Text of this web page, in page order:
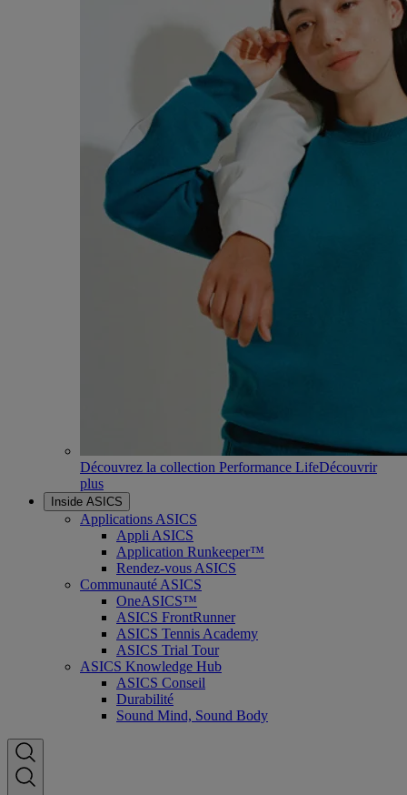
Découvrez la collection Performance LifeDécouvrir
plus
Inside ASICS
Applications ASICS
Appli ASICS
Application Runkeeper™
Rendez-vous ASICS
Communauté ASICS
OneASICS™
ASICS FrontRunner
ASICS Tennis Academy
ASICS Trial Tour
ASICS Knowledge Hub
ASICS Conseil
Durabilité
Sound Mind, Sound Body